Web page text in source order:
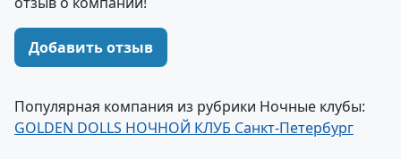
Добавить отзыв
Популярная компания из рубрики Ночные клубы:
GOLDEN DOLLS НОЧНОЙ КЛУБ Санкт-Петербург